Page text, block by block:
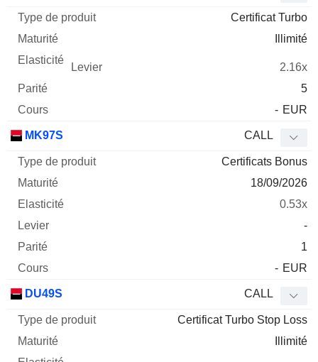
Certificat Turbo
Illimité
2.16x
5
- EUR
MK97S CALL
Certificats Bonus
18/09/2026
0.53x
-
1
- EUR
DU49S CALL
Certificat Turbo Stop Loss
Illimité